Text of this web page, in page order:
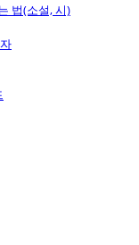
법(소설, 시)